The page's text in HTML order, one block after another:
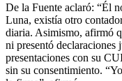
De la Fuente aclaró: “Él
Luna, existía otro
diaria. Asimismo, afirmó
ni presentó declaraciones
presentaciones con su
sin su consentimiento.